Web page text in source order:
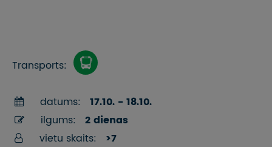
Transports:
datums:
17.10. - 18.10.
ilgums:
2 dienas
vietu skaits:
>7